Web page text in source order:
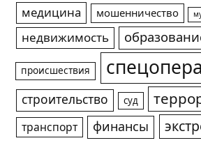
медицина
мошенничество
недвижимость
происшествия
строительство суд
транспорт финансы